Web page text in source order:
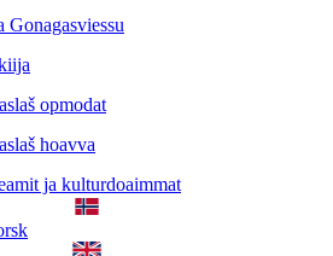
Gonagasviessu
opmodat
hoavva
ja kulturdoaimmat